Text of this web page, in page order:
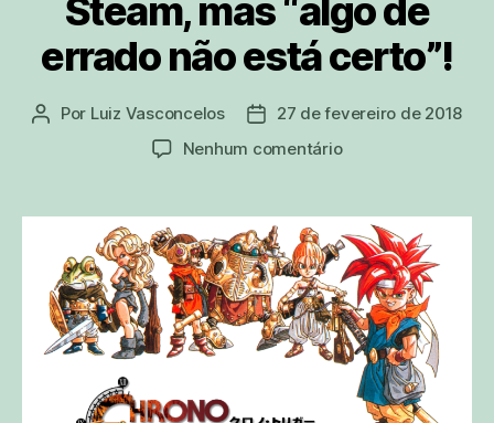
Steam, mas “algo de
errado não está certo”!
Autor
Por Luiz Vasconcelos
Data27 de fevereiro de 2018
Nenhum comentárioem
é
lançado
para
PC
pela
Steam,
mas
“algo